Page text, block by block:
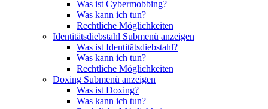
Was ist Cybermobbing?
Was kann ich tun?
Rechtliche Möglichkeiten
Identitätsdiebstahl Submenü anzeigen
Was ist Identitätsdiebstahl?
Was kann ich tun?
Rechtliche Möglichkeiten
Doxing Submenü anzeigen
Was ist Doxing?
Was kann ich tun?